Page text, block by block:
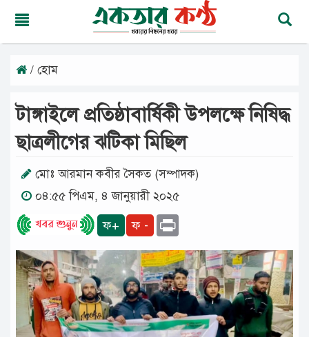
শনিবার,
অগাস্ট
২০২৬
শ্রাবণ
১৪৩৩
বঙ্গাব্দ
মূলপাতা
জাতীয়
দেশের
খবর
আমাদের
টাঙ্গাইল
/ হোম
টাঙ্গাইলে প্রতিষ্ঠাবার্ষিকী উপলক্ষে নিষিদ্ধ
ছাত্রলীগের ঝটিকা মিছিল
মোঃ আরমান কবীর সৈকত (সম্পাদক)
০৪:৫৫ পিএম, ৪ জানুয়ারী ২০২৫
ফ+ ফ -